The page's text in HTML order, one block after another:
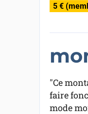
5 €
"Ce
faire
mode